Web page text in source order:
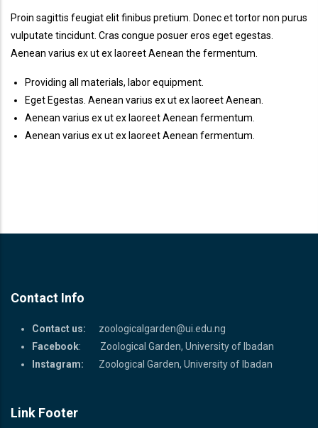
Proin sagittis feugiat elit finibus pretium. Donec et tortor non purus
vulputate tincidunt. Cras congue posuer eros eget egestas.
Aenean varius ex ut ex laoreet Aenean the fermentum.
Providing all materials, labor equipment.
Eget Egestas. Aenean varius ex ut ex laoreet Aenean.
Aenean varius ex ut ex laoreet Aenean fermentum.
Aenean varius ex ut ex laoreet Aenean fermentum.
Contact Info
Contact us: zoologicalgarden@ui.edu.ng
Facebook: Zoological Garden, University of Ibadan
Instagram:
Zoological Garden, University of Ibadan
Link Footer